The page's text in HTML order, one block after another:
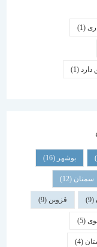
(12)
قزوین